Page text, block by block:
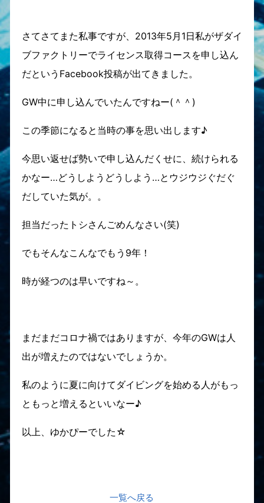
さてさてまた私事ですが、2013年5月1日私がザダイ
ブファクトリーでライセンス取得コースを申し込ん
だというFacebook投稿が出てきました。
GW中に申し込んでいたんですねー(＾＾)
この季節になると当時の事を思い出します♪
今思い返せば勢いで申し込んだくせに、続けられる
かなー…どうしようどうしよう…とウジウジぐだぐ
だしていた気が。。
担当だったトシさんごめんなさい(笑)
でもそんなこんなでもう9年！
時が経つのは早いですね～。
まだまだコロナ禍ではありますが、今年のGWは人
出が増えたのではないでしょうか。
私のように夏に向けてダイビングを始める人がもっ
ともっと増えるといいなー♪
以上、ゆかぴーでした☆
一覧へ戻る